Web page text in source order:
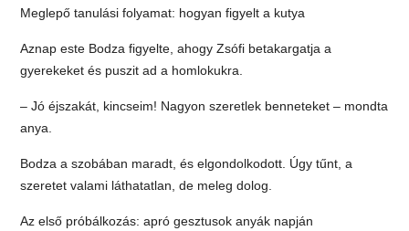
Meglepő tanulási folyamat: hogyan figyelt a kutya
Aznap este Bodza figyelte, ahogy Zsófi betakargatja a
gyerekeket és puszit ad a homlokukra.
– Jó éjszakát, kincseim! Nagyon szeretlek benneteket – mondta
anya.
Bodza a szobában maradt, és elgondolkodott. Úgy tűnt, a
szeretet valami láthatatlan, de meleg dolog.
Az első próbálkozás: apró gesztusok anyák napján